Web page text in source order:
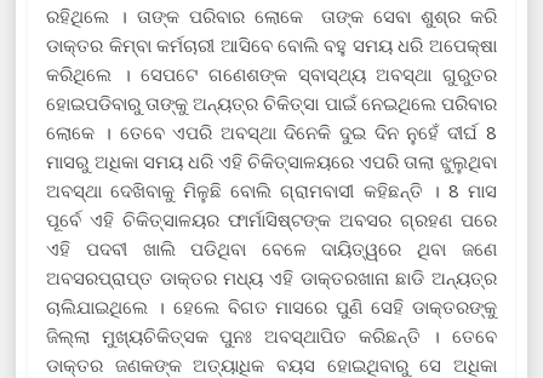
ରହିଥିଲେ । ତାଙ୍କ ପରିବାର ଲୋକେ ତାଙ୍କ ସେବା ଶୁଶ୍ର କରି
ଡାକ୍ତର କିମ୍ବା କର୍ମଚାରୀ ଆସିବେ ବୋଲି ବହୁ ସମୟ ଧରି ଅପେକ୍ଷା
କରିଥିଲେ । ସେପଟେ ଗଣେଶଙ୍କ ସ୍ବାସ୍ଥ୍ୟ ଅବସ୍ଥା ଗୁରୁତର
ହୋଇପଡିବାରୁ ତାଙ୍କୁ ଅନ୍ୟତ୍ର ଚିକିତ୍ସା ପାଇଁ ନେଇଥିଲେ ପରିବାର
ଲୋକେ । ତେବେ ଏପରି ଅବସ୍ଥା ଦିନେକି ଦୁଇ ଦିନ ନୁହେଁ ଦୀର୍ଘ 8
ମାସରୁ ଅଧିକା ସମୟ ଧରି ଏହି ଚିକିତ୍ସାଳୟରେ ଏପରି ତାଲା ଝୁଲୁଥିବା
ଅବସ୍ଥା ଦେଖିବାକୁ ମିଳୁଛି ବୋଲି ଗ୍ରାମବାସୀ କହିଛନ୍ତି । 8 ମାସ
ପୂର୍ବେ ଏହି ଚିକିତ୍ସାଳୟର ଫାର୍ମାସିଷ୍ଟଙ୍କ ଅବସର ଗ୍ରହଣ ପରେ
ଏହି ପଦବୀ ଖାଲି ପଡିଥିବା ବେଳେ ଦାୟିତ୍ୱରେ ଥିବା ଜଣେ
ଅବସରପ୍ରାପ୍ତ ଡାକ୍ତର ମଧ୍ୟ ଏହି ଡାକ୍ତରଖାନା ଛାଡି ଅନ୍ୟତ୍ର
ଚାଲିଯାଇଥିଲେ । ହେଲେ ବିଗତ ମାସରେ ପୁଣି ସେହି ଡାକ୍ତରଙ୍କୁ
ଜିଲ୍ଲା ମୁଖ୍ୟଚିକିତ୍ସକ ପୁନଃ ଅବସ୍ଥାପିତ କରିଛନ୍ତି । ତେବେ
ଡାକ୍ତର ଜଣକଙ୍କ ଅତ୍ୟାଧିକ ବୟସ ହୋଇଥିବାରୁ ସେ ଅଧିକା